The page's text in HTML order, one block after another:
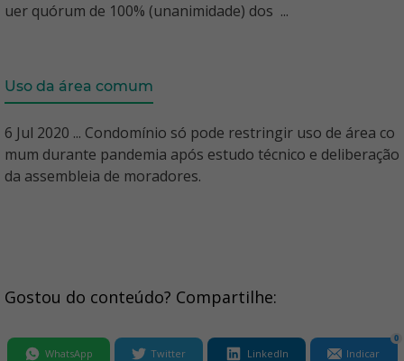
uer quórum de 100% (unanimidade) dos ...
Uso da área comum
6 Jul 2020 ... Condomínio só pode restringir uso de área co
mum durante pandemia após estudo técnico e deliberação
da assembleia de moradores.
Gostou do conteúdo? Compartilhe:
WhatsApp Twitter LinkedIn Indicar
0